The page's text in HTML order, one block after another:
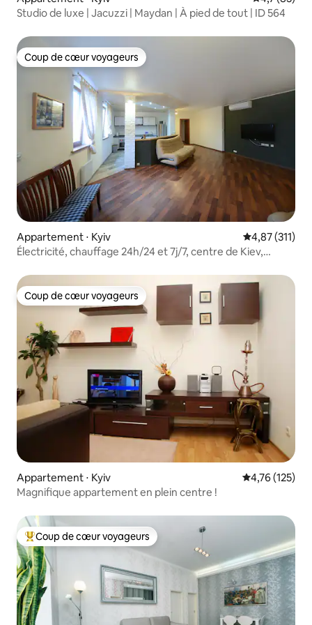
Studio de luxe | Jacuzzi | Maydan | À pied de tout | ID 564
Coup de cœur voyageurs
Coup de cœur voyageurs
Appartement ⋅ Kyiv Évaluation
4,87 (311)
Électricité, chauffage 24h/24 et 7j/7, centre de Kiev,
Coup de cœur voyageurs
Coup de cœur voyageurs
Appartement ⋅ Kyiv Évaluation
4,76 (125)
Magnifique appartement en plein centre !
Coups de cœur voyageurs les plus appréciés
Coup de cœur voyageurs